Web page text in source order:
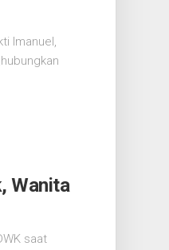
Imanuel,
Wanita
saat